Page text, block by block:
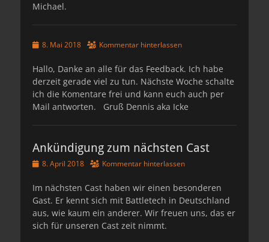
Michael.
Veröffentlicht
8. Mai 2018 Kommentar hinterlassen
Hallo, Danke an alle für das Feedback. Ich habe
derzeit gerade viel zu tun. Nächste Woche schalte
ich die Komentare frei und kann euch auch per
Mail antworten. Gruß Dennis aka Icke
Ankündigung zum nächsten Cast
Veröffentlicht
8. April 2018 Kommentar hinterlassen
Im nächsten Cast haben wir einen besonderen
Gast. Er kennt sich mit Battletech in Deutschland
aus, wie kaum ein anderer. Wir freuen uns, das er
sich für unseren Cast zeit nimmt.